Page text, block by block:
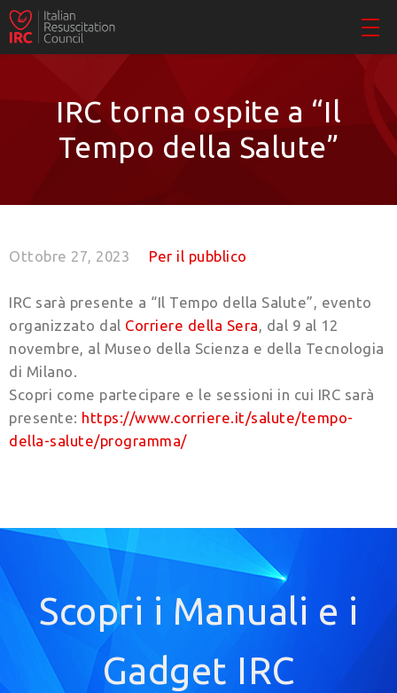
IRC torna ospite a “Il
Tempo della Salute”
Ottobre 27, 2023 Per il pubblico
IRC sarà presente a “Il Tempo della Salute”, evento
organizzato dal Corriere della Sera, dal 9 al 12
novembre, al Museo della Scienza e della Tecnologia
di Milano.
Scopri come partecipare e le sessioni in cui IRC sarà
presente: https://www.corriere.it/salute/tempo-
della-salute/programma/
Scopri i Manuali e i
Gadget IRC